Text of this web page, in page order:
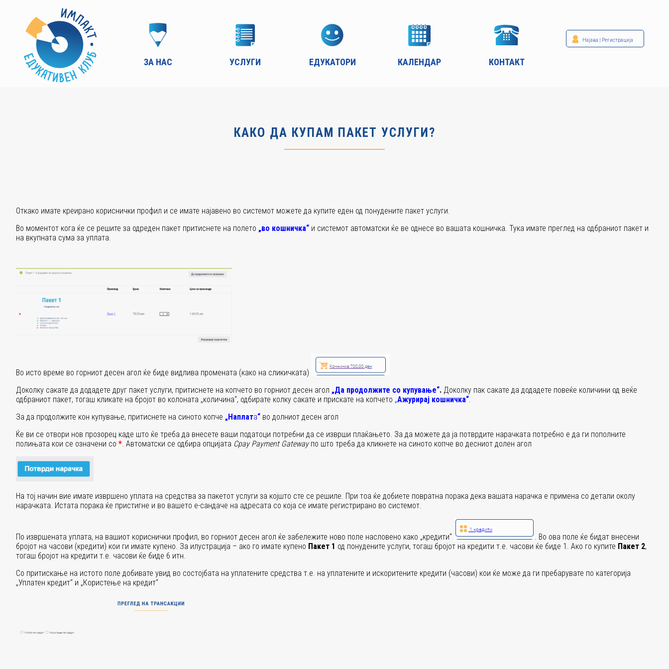
ЗА НАС УСЛУГИ ЕДУКАТОРИ КАЛЕНДАР КОНТАКТ
Најава Регистрација
КАКО ДА КУПАМ ПАКЕТ УСЛУГИ?
Откако имате креирано кориснички профил и се имате најавено во системот можете да купите еден од понудените пакет услуги.
Во моментот кога ќе се решите за одреден пакет притиснете на полето „во кошничка“ и системот автоматски ќе ве однесе во вашата кошничка. Тука имате преглед на одбраниот пакет и
на вкупната сума за уплата.
Во исто време во горниот десен агол ќе биде видлива промената (како на сликичката)
Доколку сакате да додадете друг пакет услуги, притиснете на копчето во горниот десен агол „Да продолжите со купување“. Доколку пак сакате да додадете повеќе количини од веќе
одбраниот пакет, тогаш кликате на бројот во колоната „количина“, одбирате колку сакате и прискате на копчето „Ажурирај кошничка“
За да продолжите кон купување, притиснете на синото копче „Наплата“ во долниот десен агол
Ќе ви се отвори нов прозорец каде што ќе треба да внесете ваши податоци потребни да се изврши плаќањето. За да можете да ја потврдите нарачката потребно е да ги пополните
полињата кои се означени со * Автоматски се одбира опцијата Cpay Payment Gatewayпо што треба да кликнете на синото копче во десниот долен агол
На тој начин вие имате извршено уплата на средства за пакетот услуги за којшто сте се решиле. При тоа ќе добиете повратна порака дека вашата нарачка е примена со детали околу
нарачката. Истата порака ќе пристигне и во вашето е-сандаче на адресата со која се имате регистрирано во системот.
По извршената уплата, на вашиот кориснички профил, во горниот десен агол ќе забележите ново поле насловено како „кредити“
. Во ова поле ќе бидат внесени
бројот на часови (кредити) кои ги имате купено. За илустрација – ако го имате купено Пакет 1 од понудените услуги, тогаш бројот на кредити т.е. часови ќе биде 1. Ако го купите Пакет 2,
тогаш бројот на кредити т.е. часови ќе биде 6 итн.
Со притискање на истото поле добивате увид во состојбата на уплатените средства т.е. на уплатените и искоритените кредити (часови) кои ќе може да ги пребарувате по категорија
„Уплатен кредит“ и „Користење на кредит“